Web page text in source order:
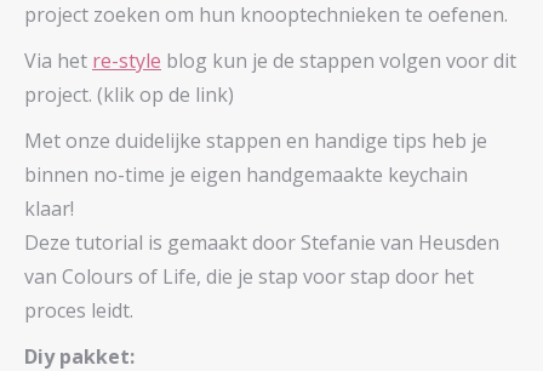
project zoeken om hun knooptechnieken te oefenen.
Via het re-style blog kun je de stappen volgen voor dit
project. (klik op de link)
Met onze duidelijke stappen en handige tips heb je
binnen no-time je eigen handgemaakte keychain
klaar!
Deze tutorial is gemaakt door Stefanie van Heusden
van Colours of Life, die je stap voor stap door het
proces leidt.
Diy pakket: